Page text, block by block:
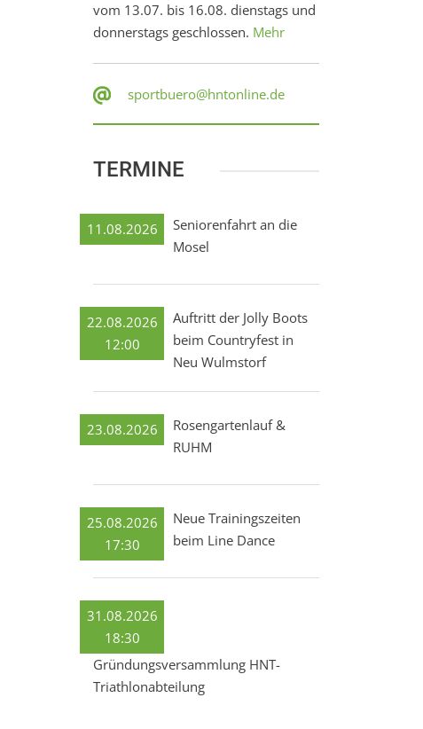
vom 13.07. bis 16.08. dienstags und
donnerstags geschlossen. Mehr
sportbuero@hntonline.de
TERMINE
11.08.2026
Seniorenfahrt an die
Mosel
22.08.2026
12:00
Auftritt der Jolly Boots
beim Countryfest in
Neu Wulmstorf
23.08.2026
Rosengartenlauf &
RUHM
25.08.2026
17:30
Neue Trainingszeiten
beim Line Dance
31.08.2026
18:30
Gründungsversammlung HNT-
Triathlonabteilung